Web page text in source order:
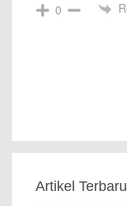
0
Artikel Terbaru